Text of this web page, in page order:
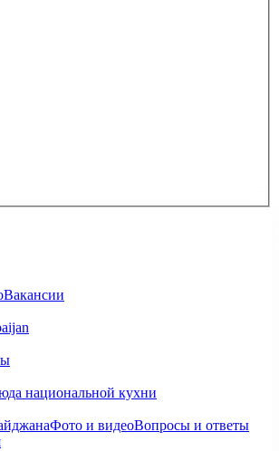
Вакансии
национальной кухни
Фото и видеоВопросы и ответы